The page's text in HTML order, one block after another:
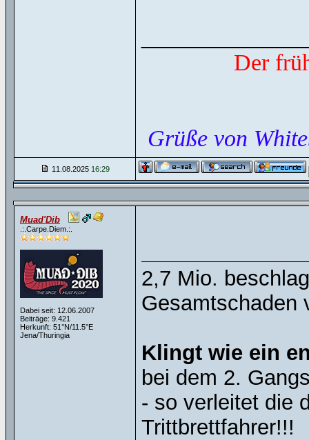
Der
Grüße von
11.08.2025 16:29
Muad'Dib
.:.Carpe.Diem.:.
Dabei seit: 12.06.2007
Beiträge: 9.421
Herkunft: 51°N/11.5°E
Jena/Thuringia
2,7 Mio.
Gesamtschaden
Klingt wie ein
bei dem 2.
- so verleitet die
Trittbrettfahrer!!!